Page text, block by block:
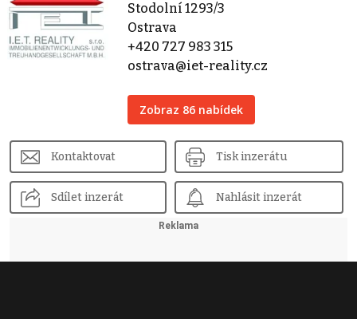
Stodolní 1293/3
Ostrava
+420 727 983 315
ostrava@iet-reality.cz
Zobraz 86 nabídek
Kontaktovat Tisk inzerátu
Sdílet inzerát Nahlásit inzerát